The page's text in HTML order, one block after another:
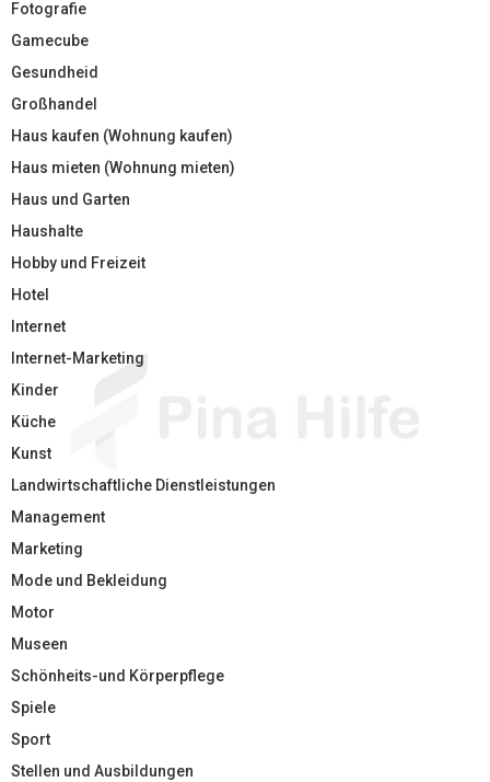
Fotografie
Gamecube
Gesundheid
Großhandel
Haus kaufen (Wohnung kaufen)
Haus mieten (Wohnung mieten)
Haus und Garten
Haushalte
Hobby und Freizeit
Hotel
Internet
Internet-Marketing
Kinder
Küche
Kunst
Landwirtschaftliche Dienstleistungen
Management
Marketing
Mode und Bekleidung
Motor
Museen
Schönheits-und Körperpflege
Spiele
Sport
Stellen und Ausbildungen